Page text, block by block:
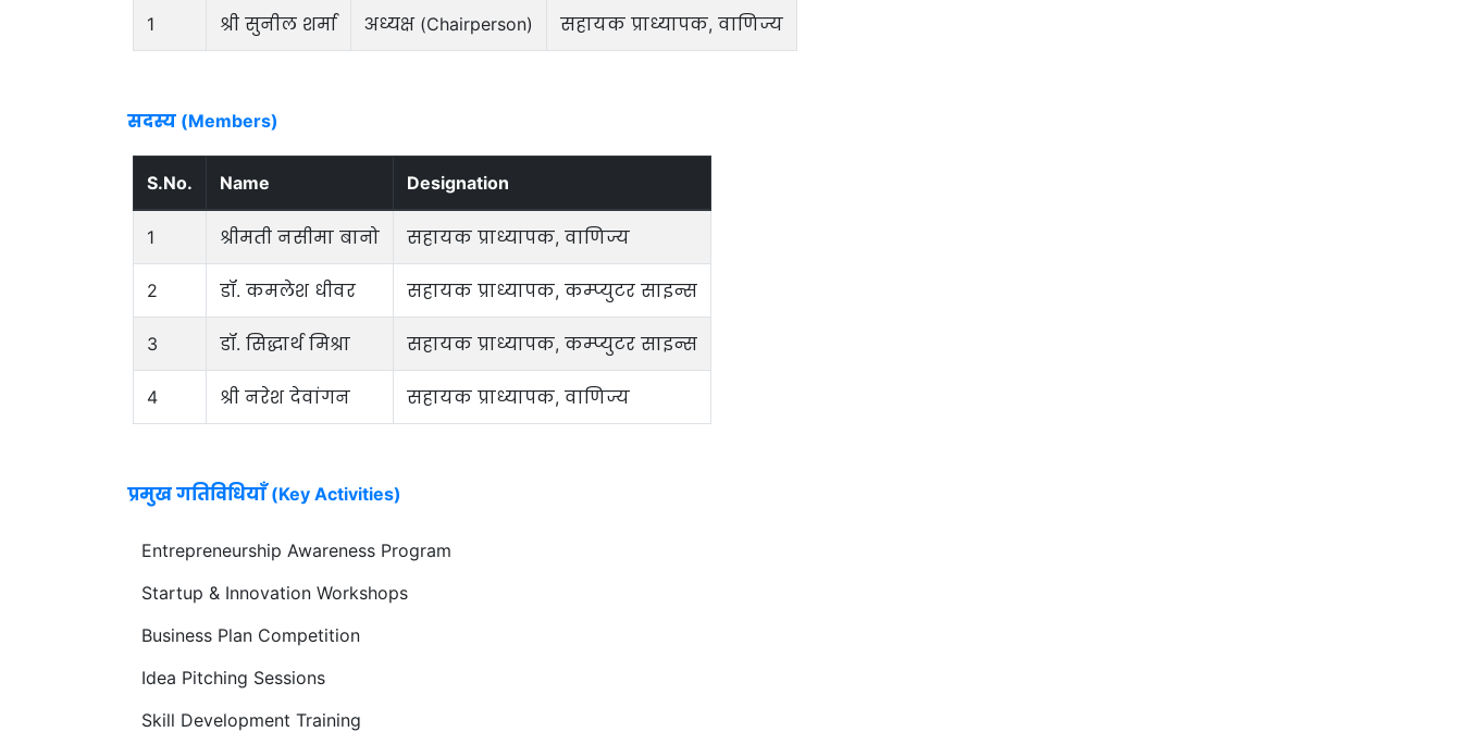
1 श्री सुनील शर्मा अध्यक्ष (Chairperson) सहायक प्राध्यापक, वाणिज्य
सदस्य (Members)
S.No. Name Designation
1 श्रीमती नसीमा बानो सहायक प्राध्यापक, वाणिज्य
2 डॉ. कमलेश धीवर सहायक प्राध्यापक, कम्प्युटर साइन्स
3 डॉ. सिद्धार्थ मिश्रा सहायक प्राध्यापक, कम्प्युटर साइन्स
4 श्री नरेश देवांगन सहायक प्राध्यापक, वाणिज्य
प्रमुख गतिविधियाँ (Key Activities)
Entrepreneurship Awareness Program
Startup & Innovation Workshops
Business Plan Competition
Idea Pitching Sessions
Skill Development Training